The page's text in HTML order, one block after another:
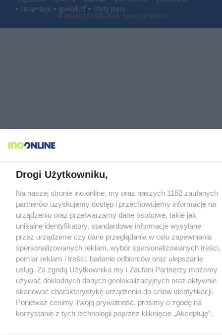
reklamacje
gowork.pl oferty pracy
© copyright 2000-2026 Ino-online Media
Drogi Użytkowniku,
Na naszej stronie ino.online, my oraz naszych 1162 zaufanych
partnerów uzyskujemy dostęp i przechowujemy informacje na
urządzeniu oraz przetwarzamy dane osobowe, takie jak
unikalne identyfikatory, standardowe informacje wysyłane
przez urządzenie czy dane przeglądania w celu zapewniania
spersonalizowanych reklam, wybór spersonalizowanych treści,
pomiar reklam i treści, badanie odbiorców oraz ulepszanie
usług. Za zgodą Użytkownika my i Zaufani Partnerzy możemy
używać dokładnych danych geolokalizacyjnych oraz aktywnie
skanować charakterystykę urządzenia do celów identyfikacji.
Ponieważ cenimy Twoją prywatność, prosimy o zgodę na
korzystanie z tych technologii poprzez kliknięcie „Akceptuję”.